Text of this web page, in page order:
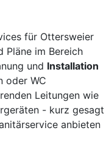
für Ottersweier
Pläne im Bereich
und Installation
oder WC
Leitungen wie
- kurz gesagt
anbieten